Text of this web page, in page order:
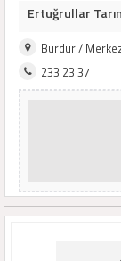
Ertuğrullar
Burdur /
233 23 37